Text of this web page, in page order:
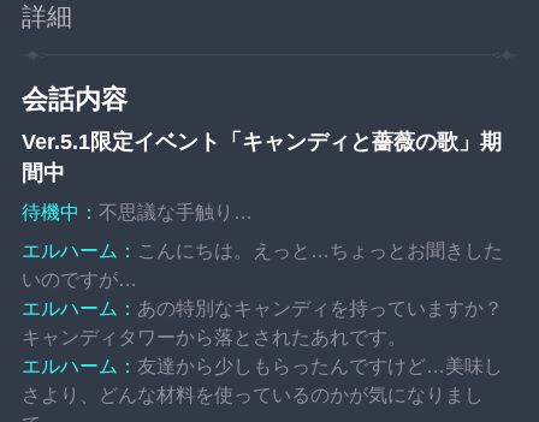
詳細
会話内容
Ver.5.1限定イベント「キャンディと薔薇の歌」期
間中
待機中：不思議な手触り…
エルハーム： こんにちは。えっと…ちょっとお聞きした
いのですが…
エルハーム： あの特別なキャンディを持っていますか？
キャンディタワーから落とされたあれです。
エルハーム：友達から少しもらったんですけど…美味し
さより、どんな材料を使っているのかが気になりまし